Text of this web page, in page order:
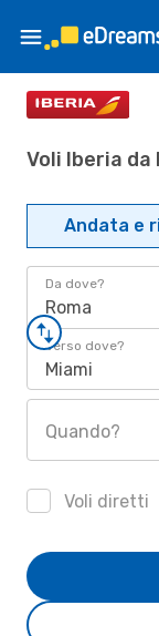
Voli Iberia da
Andata e
Da dove?
Roma
Verso dove?
Miami
Quando?
Voli diretti